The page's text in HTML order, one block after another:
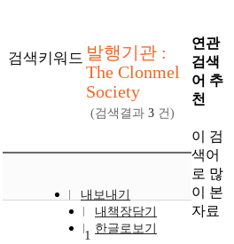
검색키워드 발행기관 :
The Clonmel
Society
(검색결과 3 건)
내보내기
내책장담기
한글로보기
1
연관
검색
어 추
천
이 검
색어
로 많
이 본
자료